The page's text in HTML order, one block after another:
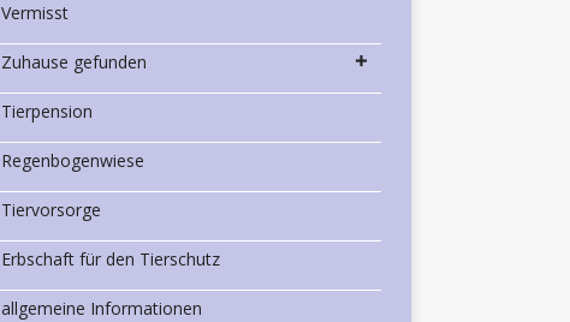
Vermisst
Zuhause gefunden
Tierpension
Regenbogenwiese
Tiervorsorge
Erbschaft für den Tierschutz
allgemeine Informationen